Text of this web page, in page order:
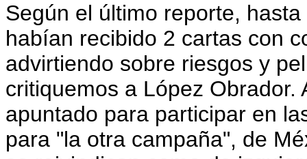
Según el último reporte,
habían recibido 2 cartas con
advirtiendo sobre riesgos y
critiquemos a López
apuntado para participar en
para "la otra campaña", de